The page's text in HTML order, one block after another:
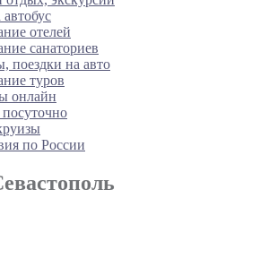
отелей
санаториев
поездки на авто
туров
онлайн
по России